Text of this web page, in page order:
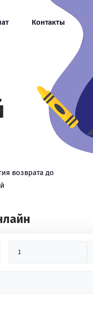
Контакты
возврата до